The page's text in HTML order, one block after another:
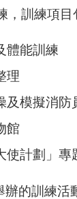
，訓練項目
體能訓練
理
及模擬消防
館
使計劃」專
的訓練活